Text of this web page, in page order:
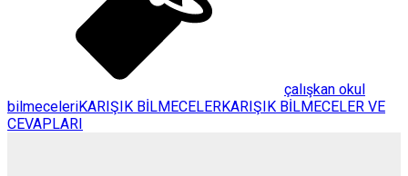
çalışkan okul
bilmeceleriKARIŞIK BİLMECELERKARIŞIK BİLMECELER VE
CEVAPLARI